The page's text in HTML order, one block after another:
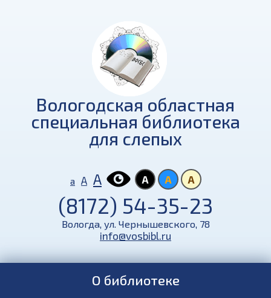
Вологодская областная
специальная библиотека
для слепых
а А А А А А
(8172) 54-35-23
Вологда, ул. Чернышевского, 78
info@vosbibl.ru
О библиотеке